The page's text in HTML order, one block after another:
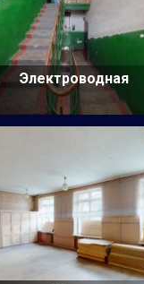
Электроводная